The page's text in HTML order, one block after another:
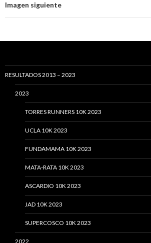
Imagen siguiente
RESULTADOS 2013 – 2023
2023
TORRES RUNNERS 10K 2023
UCLA 10K 2023
FUNDAMAMA 10K 2023
MATA-RATA 10K 2023
ASCARDIO 10K 2023
JAD 10K 2023
SUPERCOSCO 10K 2023
2022